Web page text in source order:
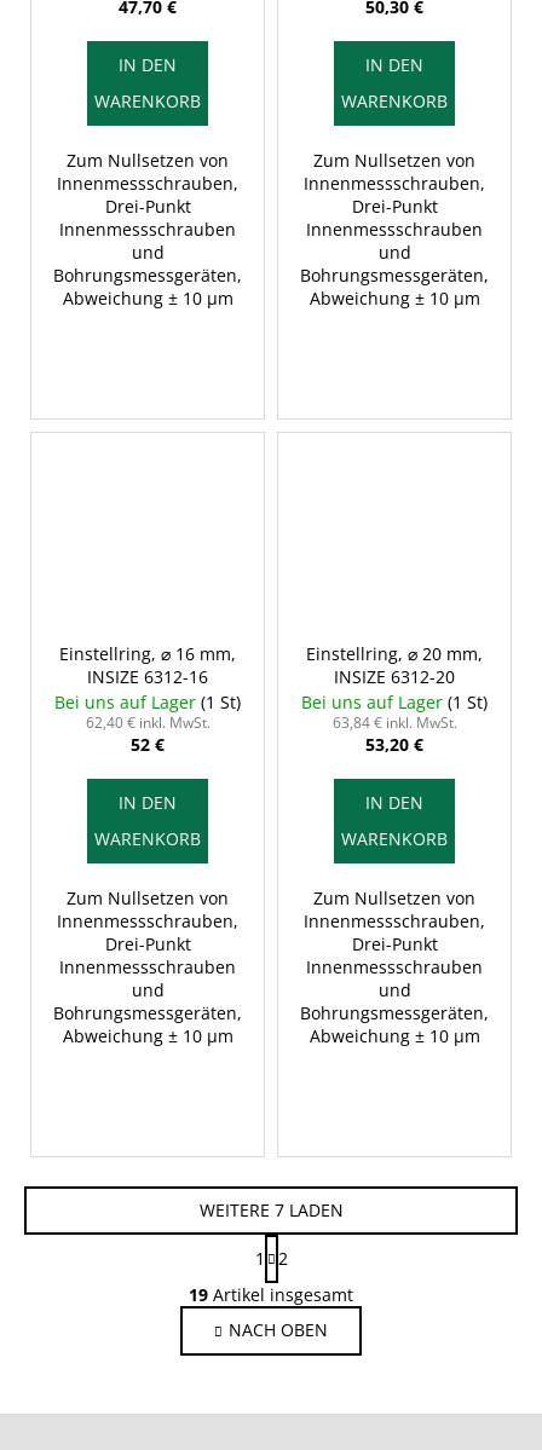
47,70 €
IN DEN
WARENKORB
Zum Nullsetzen von
Innenmessschrauben,
Drei-Punkt
Innenmessschrauben
und
Bohrungsmessgeräten,
Abweichung ± 10 µm
50,30 €
IN DEN
WARENKORB
Zum Nullsetzen von
Innenmessschrauben,
Drei-Punkt
Innenmessschrauben
und
Bohrungsmessgeräten,
Abweichung ± 10 µm
Einstellring, ⌀ 16 mm,
INSIZE 6312-16
Bei uns auf Lager (1 St)
62,40 € inkl. MwSt.
52 €
IN DEN
WARENKORB
Zum Nullsetzen von
Innenmessschrauben,
Drei-Punkt
Innenmessschrauben
und
Bohrungsmessgeräten,
Abweichung ± 10 µm
Einstellring, ⌀ 20 mm,
INSIZE 6312-20
Bei uns auf Lager (1 St)
63,84 € inkl. MwSt.
53,20 €
IN DEN
WARENKORB
Zum Nullsetzen von
Innenmessschrauben,
Drei-Punkt
Innenmessschrauben
und
Bohrungsmessgeräten,
Abweichung ± 10 µm
S
t
e
u
r
WEITERE 7 LADEN
P
a
g
i
n
i
1
2
19 Artikel insgesamt
NACH OBEN